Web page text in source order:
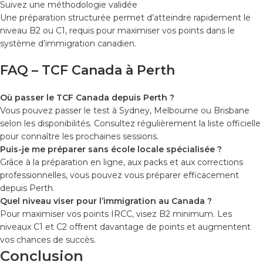
Suivez une méthodologie validée
Une préparation structurée permet d’atteindre rapidement le
niveau B2 ou C1, requis pour maximiser vos points dans le
système d’immigration canadien.
FAQ – TCF Canada à Perth
Où passer le TCF Canada depuis Perth ?
Vous pouvez passer le test à Sydney, Melbourne ou Brisbane
selon les disponibilités. Consultez régulièrement la liste officielle
pour connaître les prochaines sessions.
Puis-je me préparer sans école locale spécialisée ?
Grâce à la préparation en ligne, aux packs et aux corrections
professionnelles, vous pouvez vous préparer efficacement
depuis Perth.
Quel niveau viser pour l’immigration au Canada ?
Pour maximiser vos points IRCC, visez B2 minimum. Les
niveaux C1 et C2 offrent davantage de points et augmentent
vos chances de succès.
Conclusion